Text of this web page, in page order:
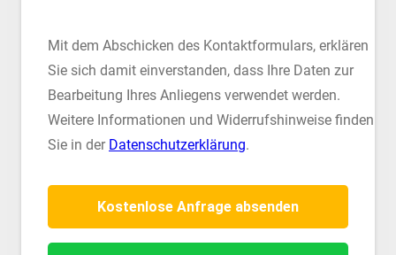
Mit dem Abschicken des Kontaktformulars, erklären
Sie sich damit einverstanden, dass Ihre Daten zur
Bearbeitung Ihres Anliegens verwendet werden.
Weitere Informationen und Widerrufshinweise finden
Sie in der Datenschutzerklärung.